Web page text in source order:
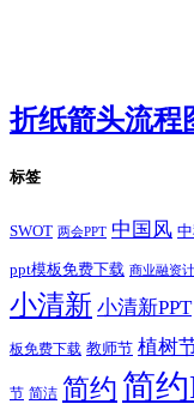
折纸箭头流程
标签
SWOT 两会PPT 中国风
ppt模板免费下载 商业融资
小清新 小清新PPT
板免费下载 教师节 植树
节 简洁 简约 简